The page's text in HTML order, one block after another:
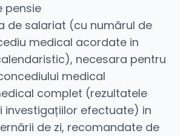
pensie
de salariat (cu numărul de
medical acordate in
necesara pentru
medical
complet (rezultatele
investigațiilor efectuate) in
de zi, recomandate de